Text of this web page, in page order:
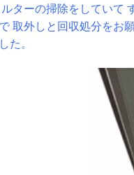
ターの掃除をしていて
取外しと回収処分をお
た。